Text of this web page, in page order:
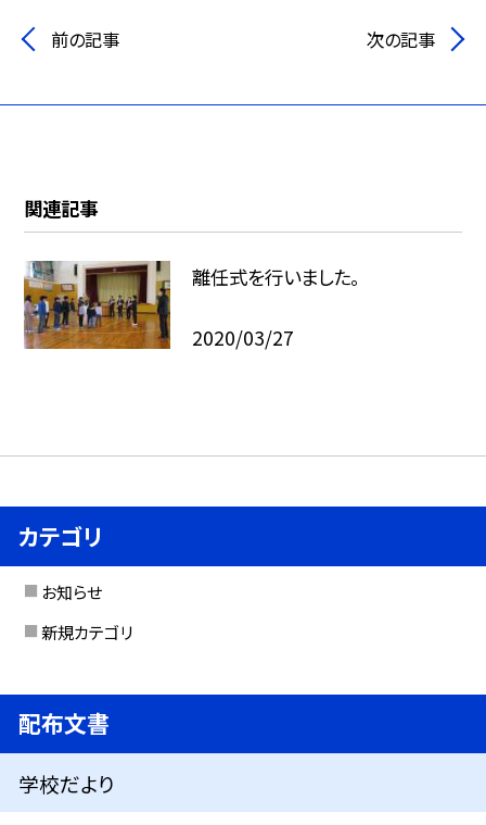
前の記事 次の記事
関連記事
離任式を行いました。
2020/03/27
カテゴリ
お知らせ
新規カテゴリ
配布文書
学校だより